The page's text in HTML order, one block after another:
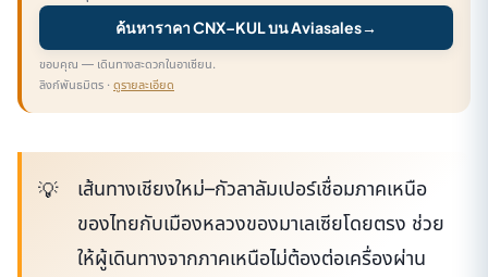
ค้นหาราคา CNX–KUL บน Aviasales→
ขอบคุณ — เดินทางสะดวกในอาเซียน.
ลิงก์พันธมิตร · ดูรายละเอียด
เส้นทางเชียงใหม่–กัวลาลัมเปอร์เชื่อมภาคเหนือ
ของไทยกับเมืองหลวงของมาเลเซียโดยตรง ช่วย
ให้ผู้เดินทางจากภาคเหนือไม่ต้องต่อเครื่องผ่าน